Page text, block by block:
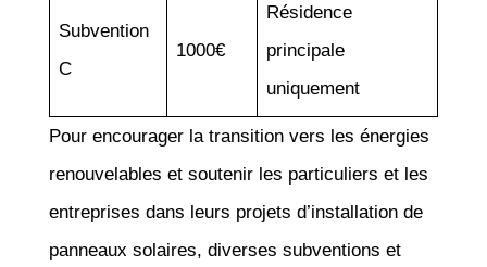
Subvention
C
1000€
Résidence
principale
uniquement
Pour encourager la transition vers les énergies
renouvelables et soutenir les particuliers et les
entreprises dans leurs projets d’installation de
panneaux solaires, diverses subventions et